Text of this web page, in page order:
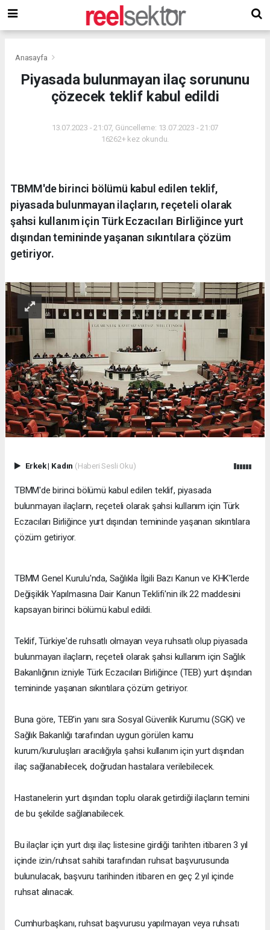
Anasayfa
Piyasada bulunmayan ilaç sorununu
çözecek teklif kabul edildi
13.07.2023 - 21:07, Güncelleme: 13.07.2023 - 21:07
16262+ kez okundu.
TBMM'de birinci bölümü kabul edilen teklif,
piyasada bulunmayan ilaçların, reçeteli olarak
şahsi kullanım için Türk Eczacıları Birliğince yurt
dışından temininde yaşanan sıkıntılara çözüm
getiriyor.
Erkek| Kadın (Haberi Sesli Oku)
TBMM'de birinci bölümü kabul edilen teklif, piyasada
bulunmayan ilaçların, reçeteli olarak şahsi kullanım için Türk
Eczacıları Birliğince yurt dışından temininde yaşanan sıkıntılara
çözüm getiriyor.
TBMM Genel Kurulu'nda, Sağlıkla İlgili Bazı Kanun ve KHK'lerde
Değişiklik Yapılmasına Dair Kanun Teklifi'nin ilk 22 maddesini
kapsayan birinci bölümü kabul edildi.
Teklif, Türkiye'de ruhsatlı olmayan veya ruhsatlı olup piyasada
bulunmayan ilaçların, reçeteli olarak şahsi kullanım için Sağlık
Bakanlığının izniyle Türk Eczacıları Birliğince (TEB) yurt dışından
temininde yaşanan sıkıntılara çözüm getiriyor.
Buna göre, TEB'in yanı sıra Sosyal Güvenlik Kurumu (SGK) ve
Sağlık Bakanlığı tarafından uygun görülen kamu
kurum/kuruluşları aracılığıyla şahsi kullanım için yurt dışından
ilaç sağlanabilecek, doğrudan hastalara verilebilecek.
Hastanelerin yurt dışından toplu olarak getirdiği ilaçların temini
de bu şekilde sağlanabilecek.
Bu ilaçlar için yurt dışı ilaç listesine girdiği tarihten itibaren 3 yıl
içinde izin/ruhsat sahibi tarafından ruhsat başvurusunda
bulunulacak, başvuru tarihinden itibaren en geç 2 yıl içinde
ruhsat alınacak.
Cumhurbaşkanı, ruhsat başvurusu yapılmayan veya ruhsatı